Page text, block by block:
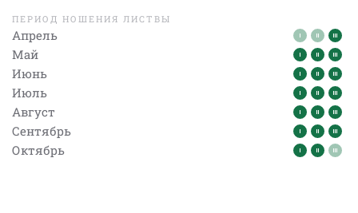
ПЕРИОД НОШЕНИЯ ЛИСТВЫ
Апрель
Май
Июнь
Июль
Август
Сентябрь
Октябрь